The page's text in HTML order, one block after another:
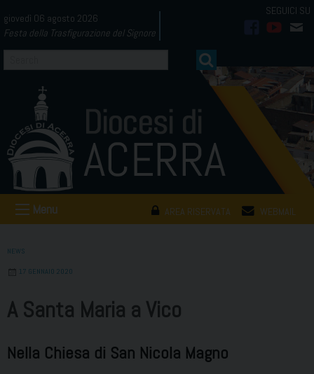
to
content
giovedì 06 agosto 2026
Festa della Trasfigurazione del Signore
AREA RISERVATA WEBMAIL
Menu
NEWS
17 GENNAIO 2020
A Santa Maria a Vico
Nella Chiesa di San Nicola Magno